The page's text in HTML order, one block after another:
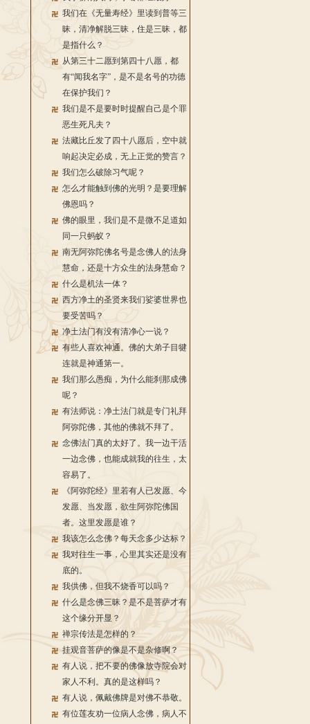
我们在《无量寿经》里读到普等三
昧，清净解脱三昧，住是三昧，都
是指什么？
从第三十二愿到第四十八愿，都
有“闻我名字”，是不是名号的功德
在保护我们？
我们是不是要时时提醒自己是个罪
恶生死凡夫？
法藏比丘发了四十八愿后，空中就
响起决定必成，无上正觉的赞言？
我们怎么破除习气呢？
怎么才能触到佛的光明？是要理解
佛恩吗？
佛的眼里，我们是不是微不足道如
同一只蚂蚁？
南无阿弥陀佛名号是念佛人的法身
慧命，还是十方众生的法身慧命？
什么是机法一体？
西方净土的圣贤来我们娑婆世界也
要受苦吗？
净土法门有没有清净心一说？
有些人喜欢神通。佛的大弟子目犍
连就是神通第一。
我们那么愚痴，为什么能刹那成佛
呢？
有法师说：净土法门就是专门礼拜
阿弥陀佛，其他的佛就不拜了。
念佛法门真的太好了。我一边干活
一边念佛，也能成就我的往生，太
容易了。
《阿弥陀经》里若有人已发愿、今
发愿、当发愿，欲生阿弥陀佛国
者。这里发愿是谁？
我该怎么念佛？每天念多少达标？
我对往生一事，心里其实还是没有
底的。
我供佛，但我不烧香可以吗？
什么是念佛三昧？是不是菩萨才有
这个缘分开显？
禅宗传法是怎样的？
挂观音菩萨的像是不是杂修啊？
有人说，把不要的佛像放寺院会对
家人不利。真的是这样吗？
有人说，佩戴佛牌是对佛不恭敬。
有位莲友劝一位病人念佛，病人不